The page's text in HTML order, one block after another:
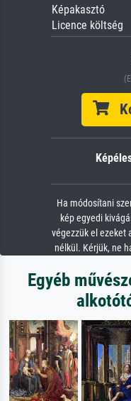
Képakasztó
Licence költség
Ha módosítani
kép egyedi
végezzük el ezeket
nélkül. Kérjük, ne
Egyéb